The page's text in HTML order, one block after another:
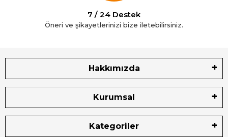
7 / 24 Destek
Öneri ve şikayetlerinizi bize iletebilirsiniz.
Hakkımızda
Kurumsal
Kategoriler